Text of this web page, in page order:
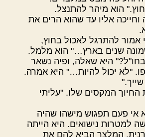
הוא מיהר להתנצל.
אליו עד שהוא הרים את
אמור להתרגל לאכול בחוץ,
שנים בארץ…" הוא מלמל.
היא שאלה, ופיה נשאר
"לא יכול להיות…" היא אמרה.
החיוך המקסים שלו. "עליתי
אי פעם תפגוש מישהו שהיה
למטרות נישואים. היא הייתה
המלצר הביא להם את